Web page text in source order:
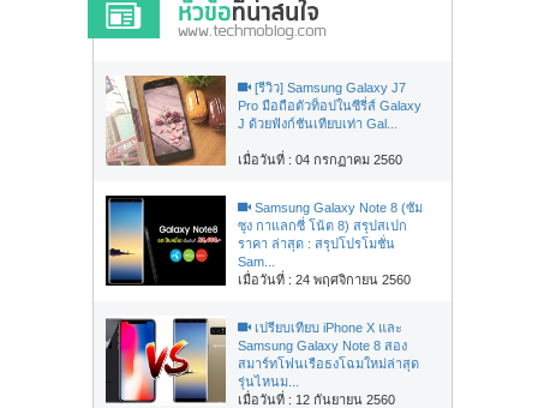
[รีวิว] Samsung Galaxy J7
Pro มือถือตัวท็อปในซีรี่ส์ Galaxy
J ด้วยฟังก์ชันเทียบเท่า Gal...
เมื่อวันที่ : 04 กรกฏาคม 2560
Samsung Galaxy Note 8 (ซัม
ซุง กาแลกซี่ โน้ต 8) สรุปสเปก
ราคา ล่าสุด : สรุปโปรโมชั่น
Sam...
เมื่อวันที่ : 24 พฤศจิกายน 2560
เปรียบเทียบ iPhone X และ
Samsung Galaxy Note 8 สอง
สมาร์ทโฟนเรือธงโฉมใหม่ล่าสุด
รุ่นไหนม...
เมื่อวันที่ : 12 กันยายน 2560